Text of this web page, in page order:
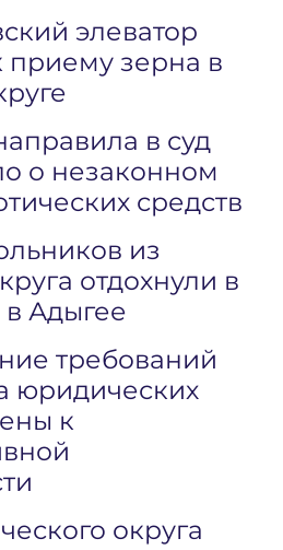
элеватор
приему зерна в
в суд
о незаконном
средств
из
отдохнули в
в Адыгее
требований
юридических
к
округа